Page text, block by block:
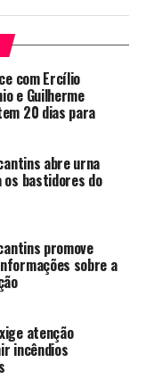
com Ercílio
e Guilherme
20 dias para
abre urna
bastidores do
promove
sobre a
atenção
incêndios